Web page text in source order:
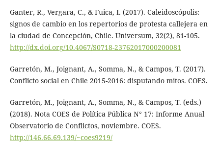
Ganter, R., Vergara, C., & Fuica, I. (2017). Caleidoscópolis:
signos de cambio en los repertorios de protesta callejera en
la ciudad de Concepción, Chile. Universum, 32(2), 81-105.
http://dx.doi.org/10.4067/S0718-23762017000200081
Garretón, M., Joignant, A., Somma, N., & Campos, T. (2017).
Conflicto social en Chile 2015-2016: disputando mitos. COES.
Garretón, M., Joignant, A., Somma, N., & Campos, T. (eds.)
(2018). Nota COES de Política Pública N° 17: Informe Anual
Observatorio de Conflictos, noviembre. COES.
http://146.66.69.139/~coes9219/